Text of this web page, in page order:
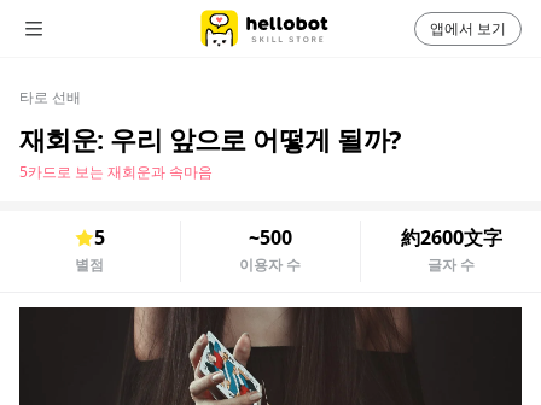
타로 선배
재회운: 우리 앞으로 어떻게 될까?
5카드로 보는 재회운과 속마음
5
별점
~500
이용자 수
約2600文字
글자 수
앱에서 보기